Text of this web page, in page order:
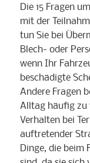
Die 15 Fragen
mit der
tun Sie bei
Blech- oder
wenn Ihr
beschädigte
Andere Fragen
Alltag häufig zu
Verhalten bei
auftretender
Dinge, die beim